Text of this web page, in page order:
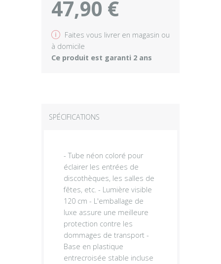
47,90 €
v Faites vous livrer en magasin ou
à domicile
Ce produit est garanti 2 ans
SPÉCIFICATIONS
- Tube néon coloré pour
éclairer les entrées de
discothèques, les salles de
fêtes, etc. - Lumière visible
120 cm - L'emballage de
luxe assure une meilleure
protection contre les
dommages de transport -
Base en plastique
entrecroisée stable incluse